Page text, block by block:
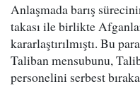
Anlaşmada barış
takası ile birlikte
kararlaştırılmıştı. Bu
Taliban mensubunu,
personelini serbest